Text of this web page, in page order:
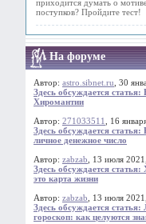
приходится думать о
поступков? Пройдите тест!
На форуме
Автор: astro.sibnet.ru , 30
Здесь обсуждается статья:
Хиромантии
Автор: 271033511
, 16
Здесь обсуждается статья:
личное денежное число
Автор: zabzab , 13 июля
Здесь обсуждается
это карта жизни
Автор: zabzab , 13 июля
Здесь обсуждается
гороскоп: как целуются